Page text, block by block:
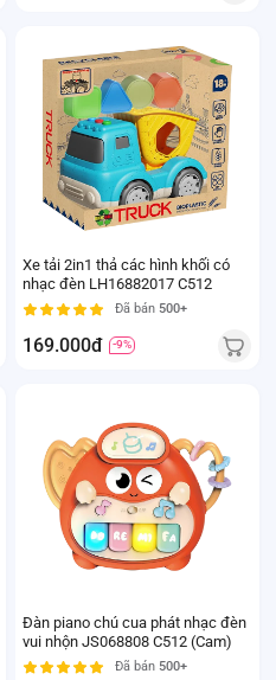
Xe tải 2in1 thả các hình khối có
nhạc đèn LH16882017 C512
Đã bán 500+
169.000đ -9%
Đàn piano chú cua phát nhạc đèn
vui nhộn JS068808 C512 (Cam)
Đã bán 500+